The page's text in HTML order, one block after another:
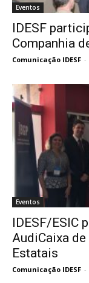
Eventos
IDESF
Companhia
Comunicação IDESF -
Eventos
IDESF/ESIC
AudiCaixa
Estatais
Comunicação IDESF -